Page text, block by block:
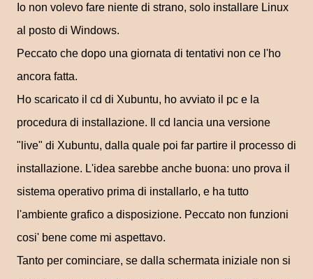
Io non volevo fare niente di strano, solo installare Linux
al posto di Windows.
Peccato che dopo una giornata di tentativi non ce l'ho
ancora fatta.
Ho scaricato il cd di Xubuntu, ho avviato il pc e la
procedura di installazione. Il cd lancia una versione
"live" di Xubuntu, dalla quale poi far partire il processo di
installazione. L'idea sarebbe anche buona: uno prova il
sistema operativo prima di installarlo, e ha tutto
l'ambiente grafico a disposizione. Peccato non funzioni
cosi' bene come mi aspettavo.
Tanto per cominciare, se dalla schermata iniziale non si